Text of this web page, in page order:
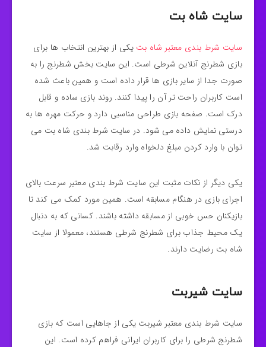
سایت شاه بت
سایت شرط بندی معتبر شاه بت یکی از بهترین انتخاب‌ ها برای
بازی شطرنج آنلاین شرطی است. این سایت بخش شطرنج را به‌
صورت جدا از سایر بازی‌ ها قرار داده است و همین باعث شده
است کاربران راحت‌ تر آن را پیدا کنند. روند بازی ساده و قابل
درک است. صفحه‌ بازی طراحی مناسبی دارد و حرکت مهره‌ ها به‌
درستی نمایش داده می‌ شود. در سایت شرط بندی شاه بت می‌
توان با وارد کردن مبلغ دلخواه وارد رقابت شد.
یکی دیگر از نکات مثبت این سایت شرط بندی معتبر سرعت بالای
اجرای بازی در هنگام مسابقه است. همین مورد کمک می‌ کند تا
بازیکنان حس خوبی از مسابقه داشته باشند. کسانی که به دنبال
یک محیط جذاب برای شطرنج شرطی هستند، معمولا از سایت
شاه بت رضایت دارند.
سایت شیربت
سایت شرط بندی معتبر شیربت یکی از جاهایی است که بازی
شطرنج شرطی را برای کاربران ایرانی فراهم کرده است. این